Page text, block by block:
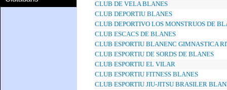
CLUB DE VELA BLANES
CLUB DEPORTIU BLANES
CLUB DEPORTIVO LOS MONSTRUOS DE
CLUB ESCACS DE BLANES
CLUB ESPORTIU BLANENC GIMNASTICA
CLUB ESPORTIU DE SORDS DE BLANES
CLUB ESPORTIU EL VILAR
CLUB ESPORTIU FITNESS BLANES
CLUB ESPORTIU JIU-JITSU BRASILER